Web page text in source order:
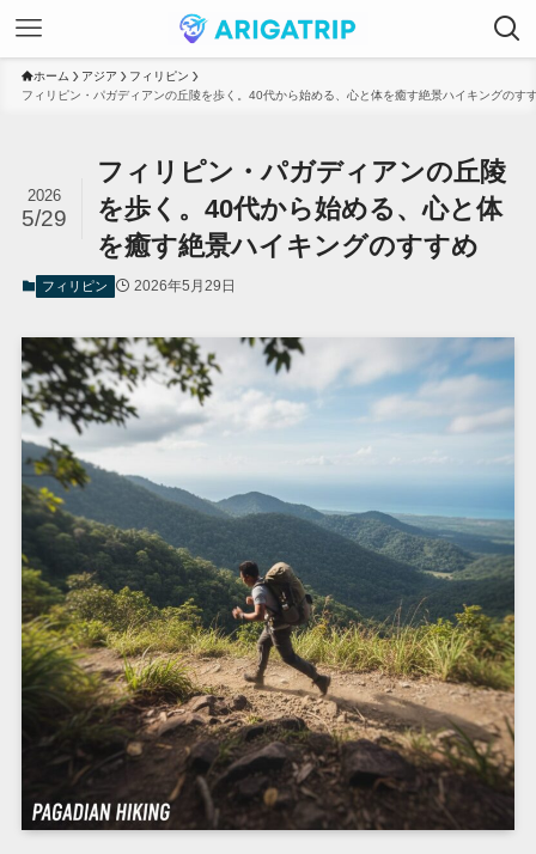
ホーム アジア
フィリピン
フィリピン・パガディアンの丘陵を歩く。40代から始める、心と体を癒す絶景ハイキングのす
フィリピン・パガディアンの丘陵
を歩く。40代から始める、心と体
を癒す絶景ハイキングのすすめ
2026
5/29
フィリピン 2026年5月29日